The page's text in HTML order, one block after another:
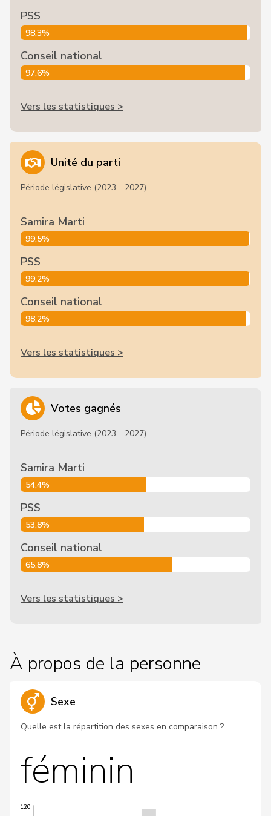
PSS
98,3%
Conseil national
97,6%
Vers les statistiques >
Unité du parti
Période législative (2023 - 2027)
Samira Marti
99,5%
PSS
99,2%
Conseil national
98,2%
Vers les statistiques >
Votes gagnés
Période législative (2023 - 2027)
Samira Marti
54,4%
PSS
53,8%
Conseil national
65,8%
Vers les statistiques >
À propos de la personne
Sexe
Quelle est la répartition des sexes en comparaison ?
féminin
120